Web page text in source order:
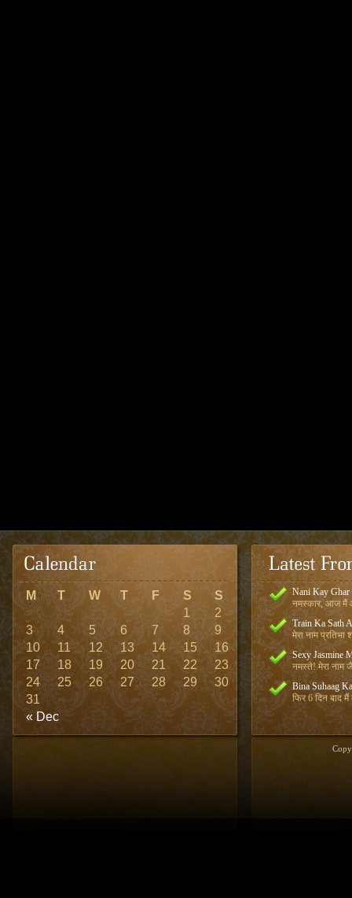
M T W T F S S
« Dec
1
2
3
4 5 6 7 8
9
10
11 12 13 14 15
16
17
18 19 20 21 22
23
24
25 26 27 28 29
30
31
Nani Kay Ghar
नमस्कार, आज मैं
Train Ka Sath
मेरा नाम प्रतिभा
Sexy Jasmine
नमस्ते! मेरा नाम
Bina Suhaag
फिर 6 दिन बाद